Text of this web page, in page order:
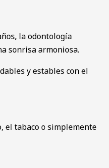
la odontología
sonrisa armoniosa.
y estables con el
el tabaco o simplemente